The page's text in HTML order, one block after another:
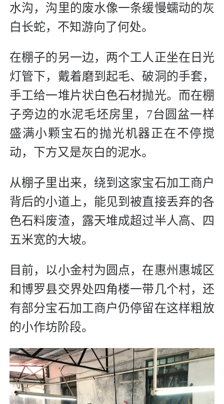
水沟，沟里的废水像一条缓慢蠕动的灰
白长蛇，不知游向了何处。
在棚子的另一边，两个工人正坐在日光
灯管下，戴着磨到起毛、破洞的手套，
手工给一堆片状白色石材抛光。而在棚
子旁边的水泥毛坯房里，7台圆盆一样
盛满小颗宝石的抛光机器正在不停搅
动，下方又是灰白的泥水。
从棚子里出来，绕到这家宝石加工商户
背后的小道上，能见到被直接丢弃的各
色石料废渣，露天堆成超过半人高、四
五米宽的大坡。
目前，以小金村为圆点，在惠州惠城区
和博罗县交界处四角楼一带几个村，还
有部分宝石加工商户仍停留在这样粗放
的小作坊阶段。